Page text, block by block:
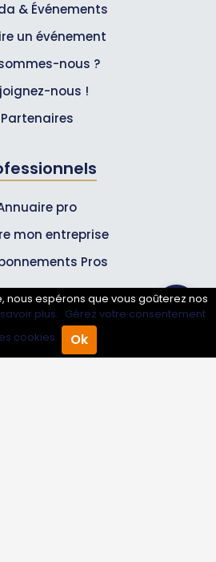
Agenda
& Événements
un événement
nous ?
nous !
Partenaires
pro
mon entreprise
Pros
Infos
légales et CGV
nous espérons que vous goûterez nos
savoir plus. Gérez votre consentement
cookies.
Ok